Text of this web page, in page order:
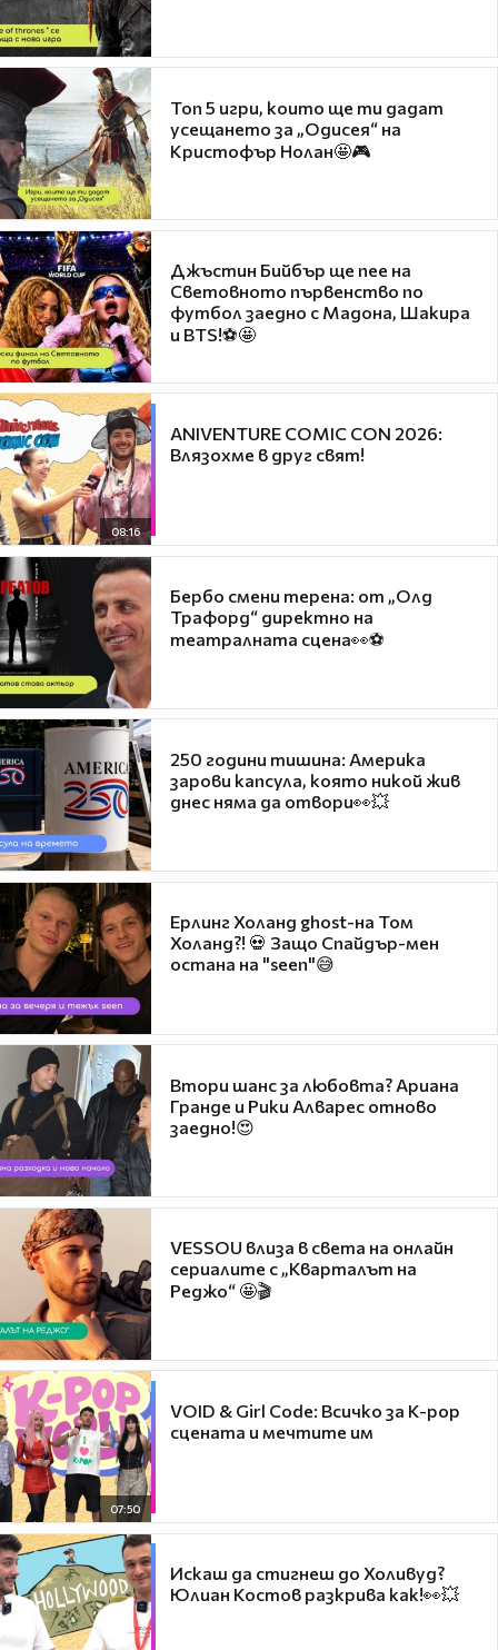
Топ 5 игри, които ще ти дадат
усещането за „Одисея“ на
Кристофър Нолан🤩🎮
Джъстин Бийбър ще пее на
Световното първенство по
футбол заедно с Мадона, Шакира
и BTS!⚽🤩
08:16
ANIVENTURE COMIC CON 2026:
Влязохме в друг свят!
Бербо смени терена: от „Олд
Трафорд“ директно на
театралната сцена👀⚽
250 години тишина: Америка
зарови капсула, която никой жив
днес няма да отвори👀💥
Ерлинг Холанд ghost-на Том
Холанд?! 💀 Защо Спайдър-мен
остана на "seen"😅
Втори шанс за любовта? Ариана
Гранде и Рики Алварес отново
заедно!😍
VESSOU влиза в света на онлайн
сериалите с „Кварталът на
Реджо“ 🤩🎬
07:50
VOID & Girl Code: Всичко за K-pop
сцената и мечтите им
Искаш да стигнеш до Холивуд?
Юлиан Костов разкрива как!👀💥